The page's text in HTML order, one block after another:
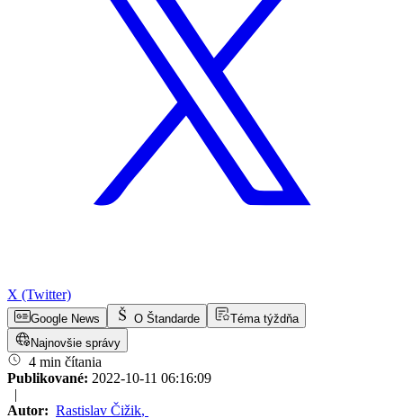
X (Twitter)
Google News O Štandarde
Téma týždňa
Najnovšie správy
4 min čítania
Publikované: 2022-10-11 06:16:09
|
Autor: Rastislav Čižik,